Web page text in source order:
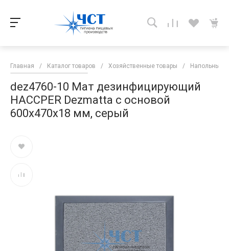
Главная / Каталог товаров / Хозяйственные товары / Напольные
dez4760-10 Мат дезинфицирующий
HACCPER Dezmatta с основой
600х470х18 мм, серый